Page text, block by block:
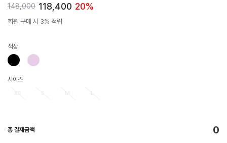
148,000 118,400 20%
회원 구매 시 3% 적립
색상
사이즈
총 결제금액 0